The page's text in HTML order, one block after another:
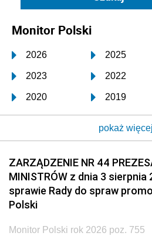
Monitor Polski
2026 2025
2023 2022
2020 2019
2017 2016
2014 2013
2011 2010
2008 2007
2005
pokaż więcej
ZARZĄDZENIE NR 44
MINISTRÓW z dnia 3 sierpnia
sprawie Rady do spraw
Polski
Monitor Polski rok 2026 poz. 755